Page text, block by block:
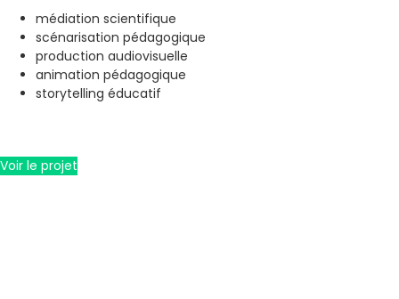
médiation scientifique
scénarisation pédagogique
production audiovisuelle
animation pédagogique
storytelling éducatif
Voir le projet